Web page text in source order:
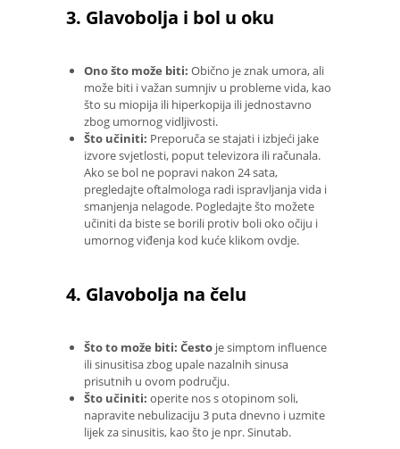
3. Glavobolja i bol u oku
Ono što može biti: Obično je znak umora, ali
može biti i važan sumnjiv u probleme vida, kao
što su miopija ili hiperkopija ili jednostavno
zbog umornog vidljivosti.
Što učiniti: Preporuča se stajati i izbjeći jake
izvore svjetlosti, poput televizora ili računala.
Ako se bol ne popravi nakon 24 sata,
pregledajte oftalmologa radi ispravljanja vida i
smanjenja nelagode. Pogledajte što možete
učiniti da biste se borili protiv boli oko očiju i
umornog viđenja kod kuće klikom ovdje.
4. Glavobolja na čelu
Što to može biti: Često je simptom influence
ili sinusitisa zbog upale nazalnih sinusa
prisutnih u ovom području.
Što učiniti: operite nos s otopinom soli,
napravite nebulizaciju 3 puta dnevno i uzmite
lijek za sinusitis, kao što je npr. Sinutab.